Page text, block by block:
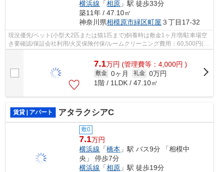
横浜線 「相原 」駅 徒歩33分
築11年 / 47.10㎡
神奈川県相模原市緑区町屋 ３丁目17-32
現況優先/ペット(小型犬2匹または猫1匹まで)飼養時は敷金1ヶ月増/駐車場空
き要確認/保証会社利用/火災保険付保/ルームクリーニング費用：60,500円(ご
7.1万円 (管理費等：4,000円 )
敷金 0ヶ月 礼金 0万円
1階 / 1LDK / 47.10㎡
賃貸 | アパート アタラクシアC
敷0
7.1万円
横浜線 「橋本 」駅 バス9分 「相模中
央」 停歩7分
横浜線 「相原 」駅 徒歩19分